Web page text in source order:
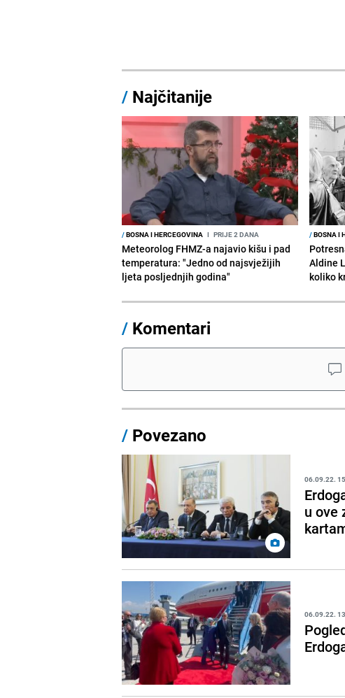
/ Najčitanije
/BOSNA I HERCEGOVINA I PRIJE 2 DANA
Meteorolog FHMZ-a najavio kišu i pad
temperatura: "Jedno od najsvježijih
ljeta posljednjih godina"
/BOSNA I
Aldine
koliko
/ Komentari
/ Povezano
06.09.22.
u ove
06.09.22.